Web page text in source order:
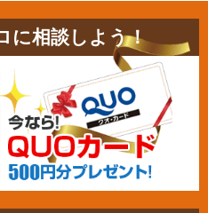
に相談しよう！